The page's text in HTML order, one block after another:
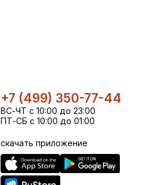
+7 (499) 350-77-44
ВС-ЧТ с 10:00 до 23:00
ПТ-СБ с 10:00 до 01:00
скачать приложение